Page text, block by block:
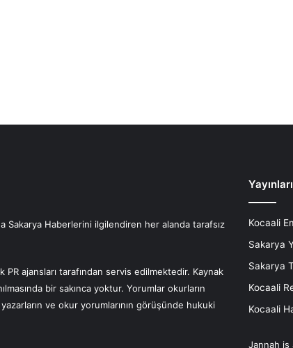
Sakarya Haberlerini ilgilendiren her alanda tarafsız
ajansları tarafından servis edilmektedir. Kaynak
bir sakınca yoktur. Yorumlar okurların
ve okur yorumlarının görüşünde hukuki
Kocaali
Sakarya
Sakarya
Kocaali
Kocaali
Jannah is